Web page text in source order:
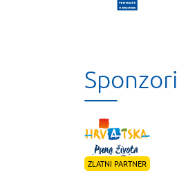
Sponzori
ZLATNI PARTNER